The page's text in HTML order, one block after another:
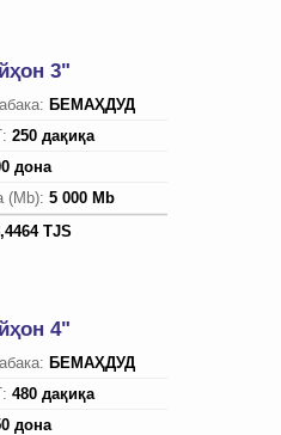
3"
БЕМАҲДУД
250 дақиқа
дона
(Mb): 5 000 Mb
TJS
4"
БЕМАҲДУД
480 дақиқа
дона